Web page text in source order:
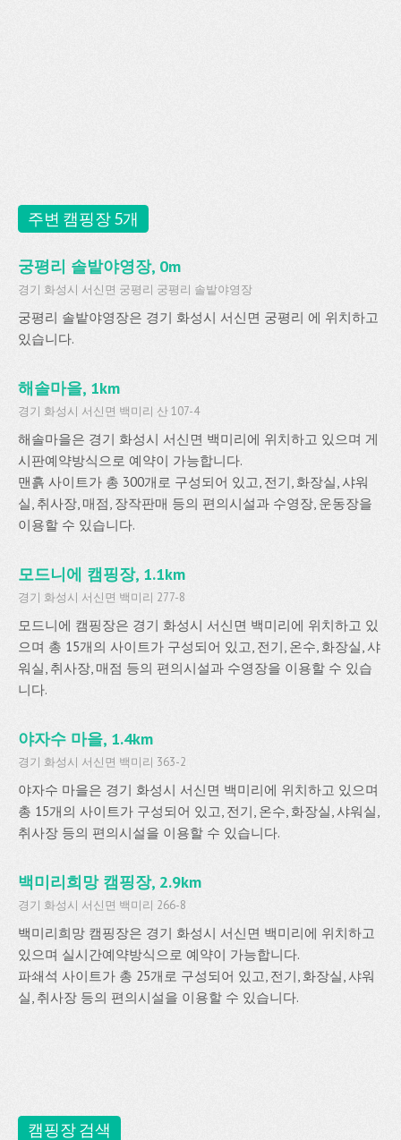
주변 캠핑장 5개
궁평리 솔밭야영장, 0m
경기 화성시 서신면 궁평리 궁평리 솔밭야영장
궁평리 솔밭야영장은 경기 화성시 서신면 궁평리 에 위치하고
있습니다.
해솔마을, 1km
경기 화성시 서신면 백미리 산 107-4
해솔마을은 경기 화성시 서신면 백미리에 위치하고 있으며 게
시판예약방식으로 예약이 가능합니다.
맨흙 사이트가 총 300개로 구성되어 있고, 전기, 화장실, 샤워
실, 취사장, 매점, 장작판매 등의 편의시설과 수영장, 운동장을
이용할 수 있습니다.
모드니에 캠핑장, 1.1km
경기 화성시 서신면 백미리 277-8
모드니에 캠핑장은 경기 화성시 서신면 백미리에 위치하고 있
으며 총 15개의 사이트가 구성되어 있고, 전기, 온수, 화장실, 샤
워실, 취사장, 매점 등의 편의시설과 수영장을 이용할 수 있습
니다.
야자수 마을, 1.4km
경기 화성시 서신면 백미리 363-2
야자수 마을은 경기 화성시 서신면 백미리에 위치하고 있으며
총 15개의 사이트가 구성되어 있고, 전기, 온수, 화장실, 샤워실,
취사장 등의 편의시설을 이용할 수 있습니다.
백미리희망 캠핑장, 2.9km
경기 화성시 서신면 백미리 266-8
백미리희망 캠핑장은 경기 화성시 서신면 백미리에 위치하고
있으며 실시간예약방식으로 예약이 가능합니다.
파쇄석 사이트가 총 25개로 구성되어 있고, 전기, 화장실, 샤워
실, 취사장 등의 편의시설을 이용할 수 있습니다.
캠핑장 검색